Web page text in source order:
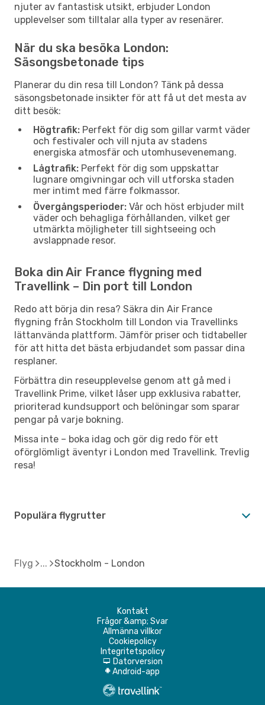
njuter av fantastisk utsikt, erbjuder London
upplevelser som tilltalar alla typer av resenärer.
När du ska besöka London:
Säsongsbetonade tips
Planerar du din resa till London? Tänk på dessa
säsongsbetonade insikter för att få ut det mesta av
ditt besök:
Högtrafik: Perfekt för dig som gillar varmt väder
och festivaler och vill njuta av stadens
energiska atmosfär och utomhusevenemang.
Lågtrafik: Perfekt för dig som uppskattar
lugnare omgivningar och vill utforska staden
mer intimt med färre folkmassor.
Övergångsperioder: Vår och höst erbjuder milt
väder och behagliga förhållanden, vilket ger
utmärkta möjligheter till sightseeing och
avslappnade resor.
Boka din Air France flygning med
Travellink – Din port till London
Redo att börja din resa? Säkra din Air France
flygning från Stockholm till London via Travellinks
lättanvända plattform. Jämför priser och tidtabeller
för att hitta det bästa erbjudandet som passar dina
resplaner.
Förbättra din reseupplevelse genom att gå med i
Travellink Prime, vilket låser upp exklusiva rabatter,
prioriterad kundsupport och belöningar som sparar
pengar på varje bokning.
Missa inte – boka idag och gör dig redo för ett
oförglömligt äventyr i London med Travellink. Trevlig
resa!
Populära flygrutter
Flyg Stockholm - London
Kontakt
Frågor &amp; Svar
Allmänna villkor
Cookiepolicy
Integritetspolicy
d Datorversion
A Android-app